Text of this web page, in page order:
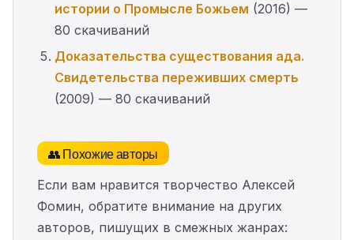
истории о Промысле Божьем (2016) —
80 скачиваний
Доказательства существования ада.
Свидетельства переживших смерть
(2009) — 80 скачиваний
👥 Похожие авторы
Если вам нравится творчество Алексей
Фомин, обратите внимание на других
авторов, пишущих в смежных жанрах: